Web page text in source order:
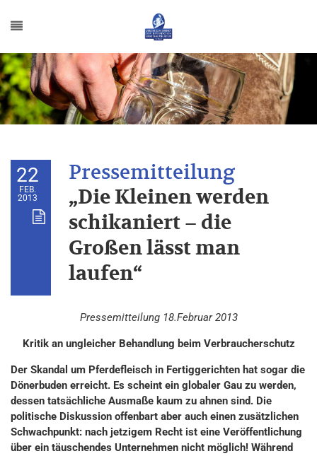
22
FEB.
2013
„Die Kleinen werden
schikaniert – die
Großen lässt man
laufen“
Pressemitteilung 18.Februar 2013
Kritik an ungleicher Behandlung beim Verbraucherschutz
Der Skandal um Pferdefleisch in Fertiggerichten hat sogar die
Dönerbuden erreicht. Es scheint ein globaler Gau zu werden,
dessen tatsächliche Ausmaße kaum zu ahnen sind. Die
politische Diskussion offenbart aber auch einen zusätzlichen
Schwachpunkt: nach jetzigem Recht ist eine Veröffentlichung
über ein täuschendes Unternehmen nicht möglich! Während